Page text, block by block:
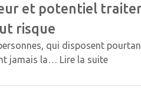
et potentiel
risque
qui disposent
jamais la… Lire la suite